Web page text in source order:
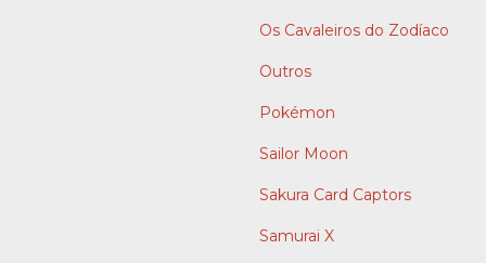
Os Cavaleiros do Zodíaco
Outros
Pokémon
Sailor Moon
Sakura Card Captors
Samurai X